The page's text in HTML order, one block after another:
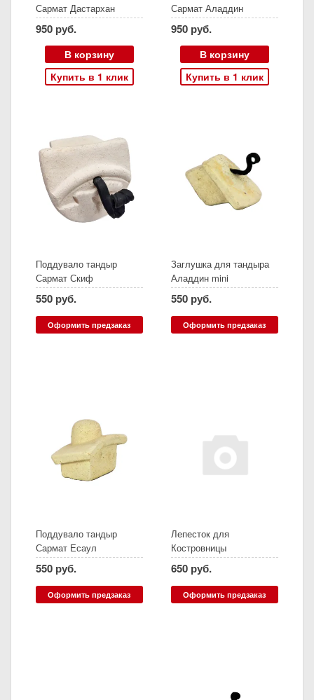
Сармат Дастархан
950 руб.
В корзину
Купить в 1 клик
Сармат Аладдин
950 руб.
В корзину
Купить в 1 клик
Поддувало тандыр
Сармат Скиф
550 руб.
Оформить предзаказ
Заглушка для тандыра
Аладдин mini
550 руб.
Оформить предзаказ
Поддувало тандыр
Сармат Есаул
550 руб.
Оформить предзаказ
Лепесток для
Костровницы
650 руб.
Оформить предзаказ